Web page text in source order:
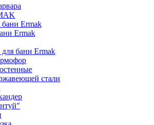
Ermak
Ermak
бани Ermak
стали